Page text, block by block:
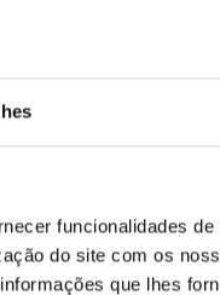
funcionalidades
do site com os
que lhes
preço
13,65 €.
Bluey: Conto de Fadas